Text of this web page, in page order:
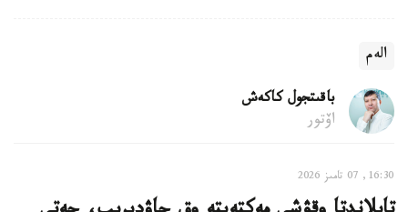
الەم
باقىتجول كاكەش
اۆتور
16:30, 07 تامىز 2026